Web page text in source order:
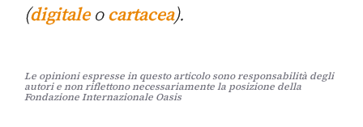
(digitaleocartacea).
Le opinioni espresse in questo articolo sono responsabilità degli
autori e non riflettono necessariamente la posizione della
Fondazione Internazionale Oasis